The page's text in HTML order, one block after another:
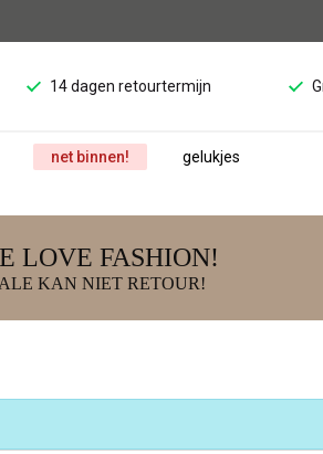
14 dagen retourtermijn
net binnen! gelukjes
LOVE FASHION!
KAN NIET RETOUR!